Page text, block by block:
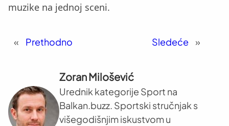
muzike na jednoj sceni.
« Prethodno Sledeće »
Zoran Milošević
Urednik kategorije Sport na
Balkan.buzz. Sportski stručnjak s
višegodišnjim iskustvom u